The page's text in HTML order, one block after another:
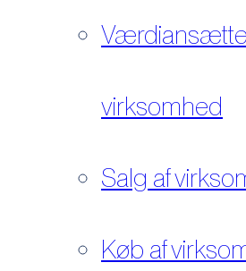
virksomhed
Salg af
Køb af